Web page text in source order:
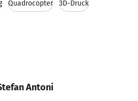
Quadrocopter 3D-Druck
Antoni